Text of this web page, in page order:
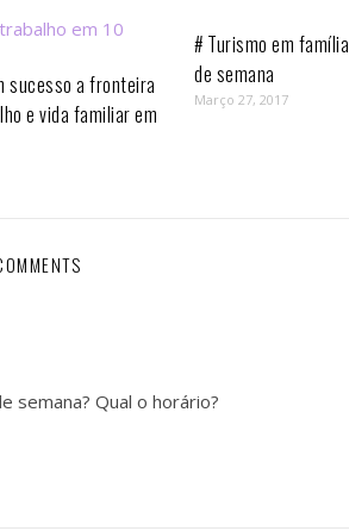
sucesso a fronteira
e vida familiar em
# Turismo em
de semana
Março 27, 2017
semana? Qual o horário?